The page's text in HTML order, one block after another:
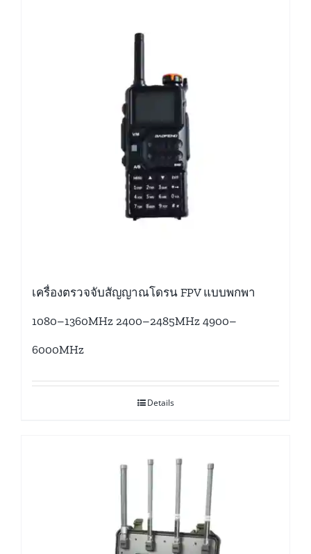
เครื่องตรวจจับสัญญาณโดรน FPV แบบพกพา
1080–1360MHz 2400–2485MHz 4900–
6000MHz
Details